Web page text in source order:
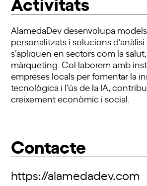
AlamedaDev desenvolupa models
personalitzats i solucions
s’apliquen en sectors com la
màrqueting. Col·laborem amb
empreses locals per fomentar la
tecnològica i l’ús de la IA,
creixement econòmic i social.
Contacte
https://alamedadev.com